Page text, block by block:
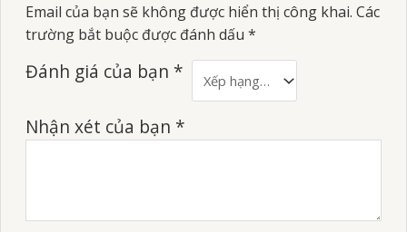
Email của bạn sẽ không được hiển thị công khai. Các
trường bắt buộc được đánh dấu *
Đánh giá của bạn *
Nhận xét của bạn *